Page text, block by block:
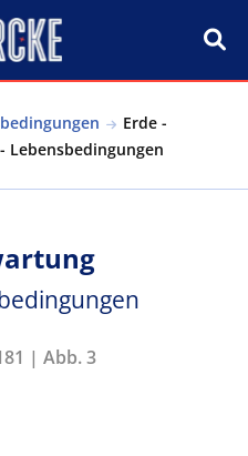
Erde -
Lebensbedingungen
| Abb. 3